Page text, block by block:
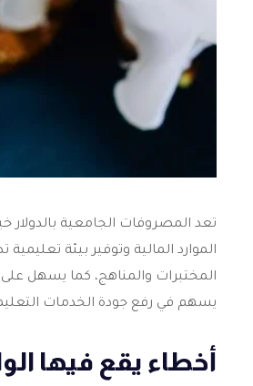
تعد المصروفات الجامعية بالدولار
الموارد المالية وتوفير بيئة
المختبرات والمناهج، كما يسهل
يسهم في رفع جودة الخدمات
أخطاء يقع فيها